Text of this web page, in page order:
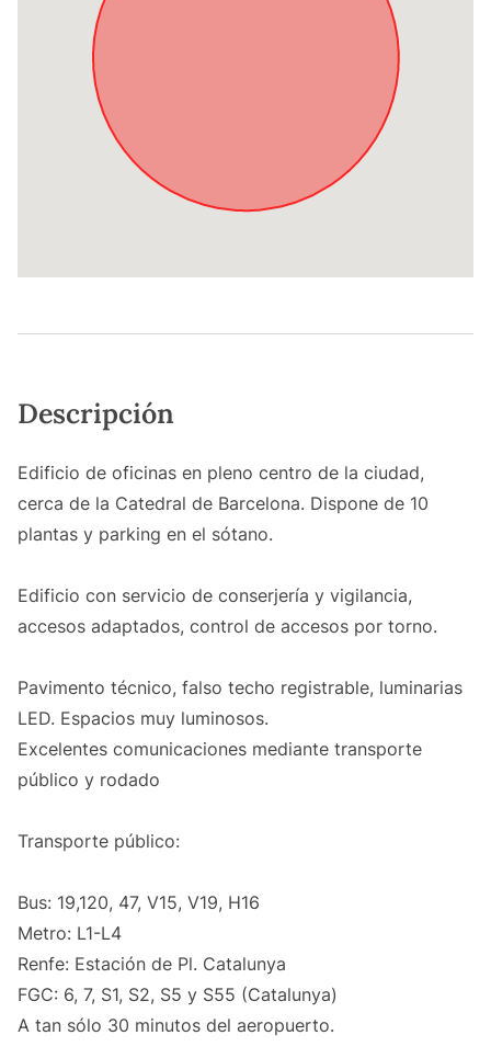
Descripción
Edificio de oficinas en pleno centro de la ciudad,
cerca de la Catedral de Barcelona. Dispone de 10
plantas y parking en el sótano.
Edificio con servicio de conserjería y vigilancia,
accesos adaptados, control de accesos por torno.
Pavimento técnico, falso techo registrable, luminarias
LED. Espacios muy luminosos.
Excelentes comunicaciones mediante transporte
público y rodado
Transporte público:
Bus: 19,120, 47, V15, V19, H16
Metro: L1-L4
Renfe: Estación de Pl. Catalunya
FGC: 6, 7, S1, S2, S5 y S55 (Catalunya)
A tan sólo 30 minutos del aeropuerto.